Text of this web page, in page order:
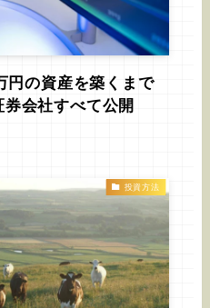
円の資産を築くまで
会社すべて公開
投資方法